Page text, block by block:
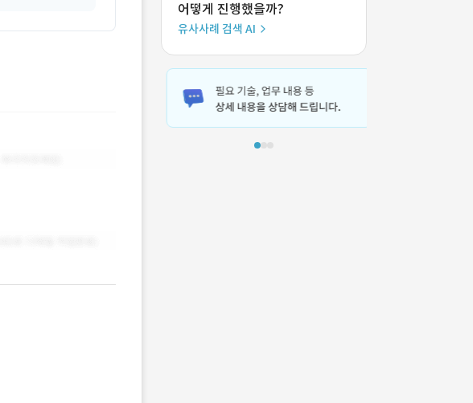
어떻게 진행했을까?
유사사례 검색 AI